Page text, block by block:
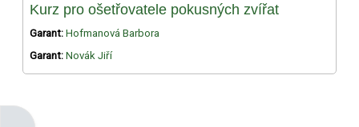
Kurz pro ošetřovatele pokusných zvířat
Garant: Hofmanová Barbora
Garant: Novák Jiří